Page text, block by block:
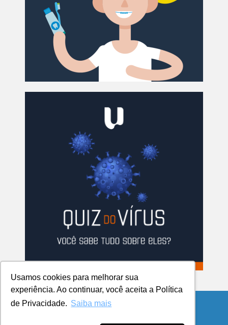
Usamos cookies para melhorar sua
experiência. Ao continuar, você aceita a Política
de Privacidade. Saiba mais